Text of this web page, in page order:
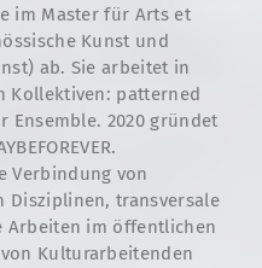
im Master für Arts et
Kunst und
ab. Sie arbeitet in
Kollektiven: patterned
Ensemble. 2020 gründet
Verbindung von
Disziplinen, transversale
Arbeiten im öffentlichen
Kulturarbeitenden